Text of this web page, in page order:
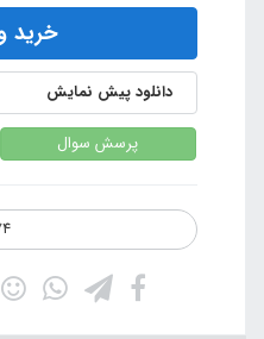
خرید
دانلود پیش نمایش
پرسش سوال